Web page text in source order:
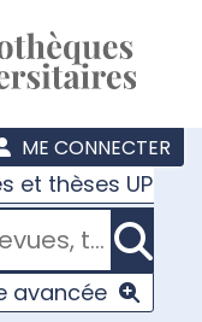
ME CONNECTER
et thèses UPJV
avancée